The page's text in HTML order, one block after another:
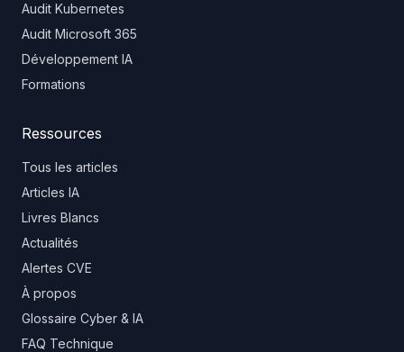
Audit Kubernetes
Audit Microsoft 365
Développement IA
Formations
Ressources
Tous les articles
Articles IA
Livres Blancs
Actualités
Alertes CVE
À propos
Glossaire Cyber & IA
FAQ Technique